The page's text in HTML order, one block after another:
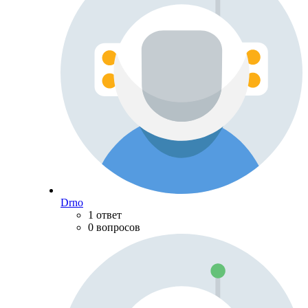
Drno
1 ответ
0 вопросов